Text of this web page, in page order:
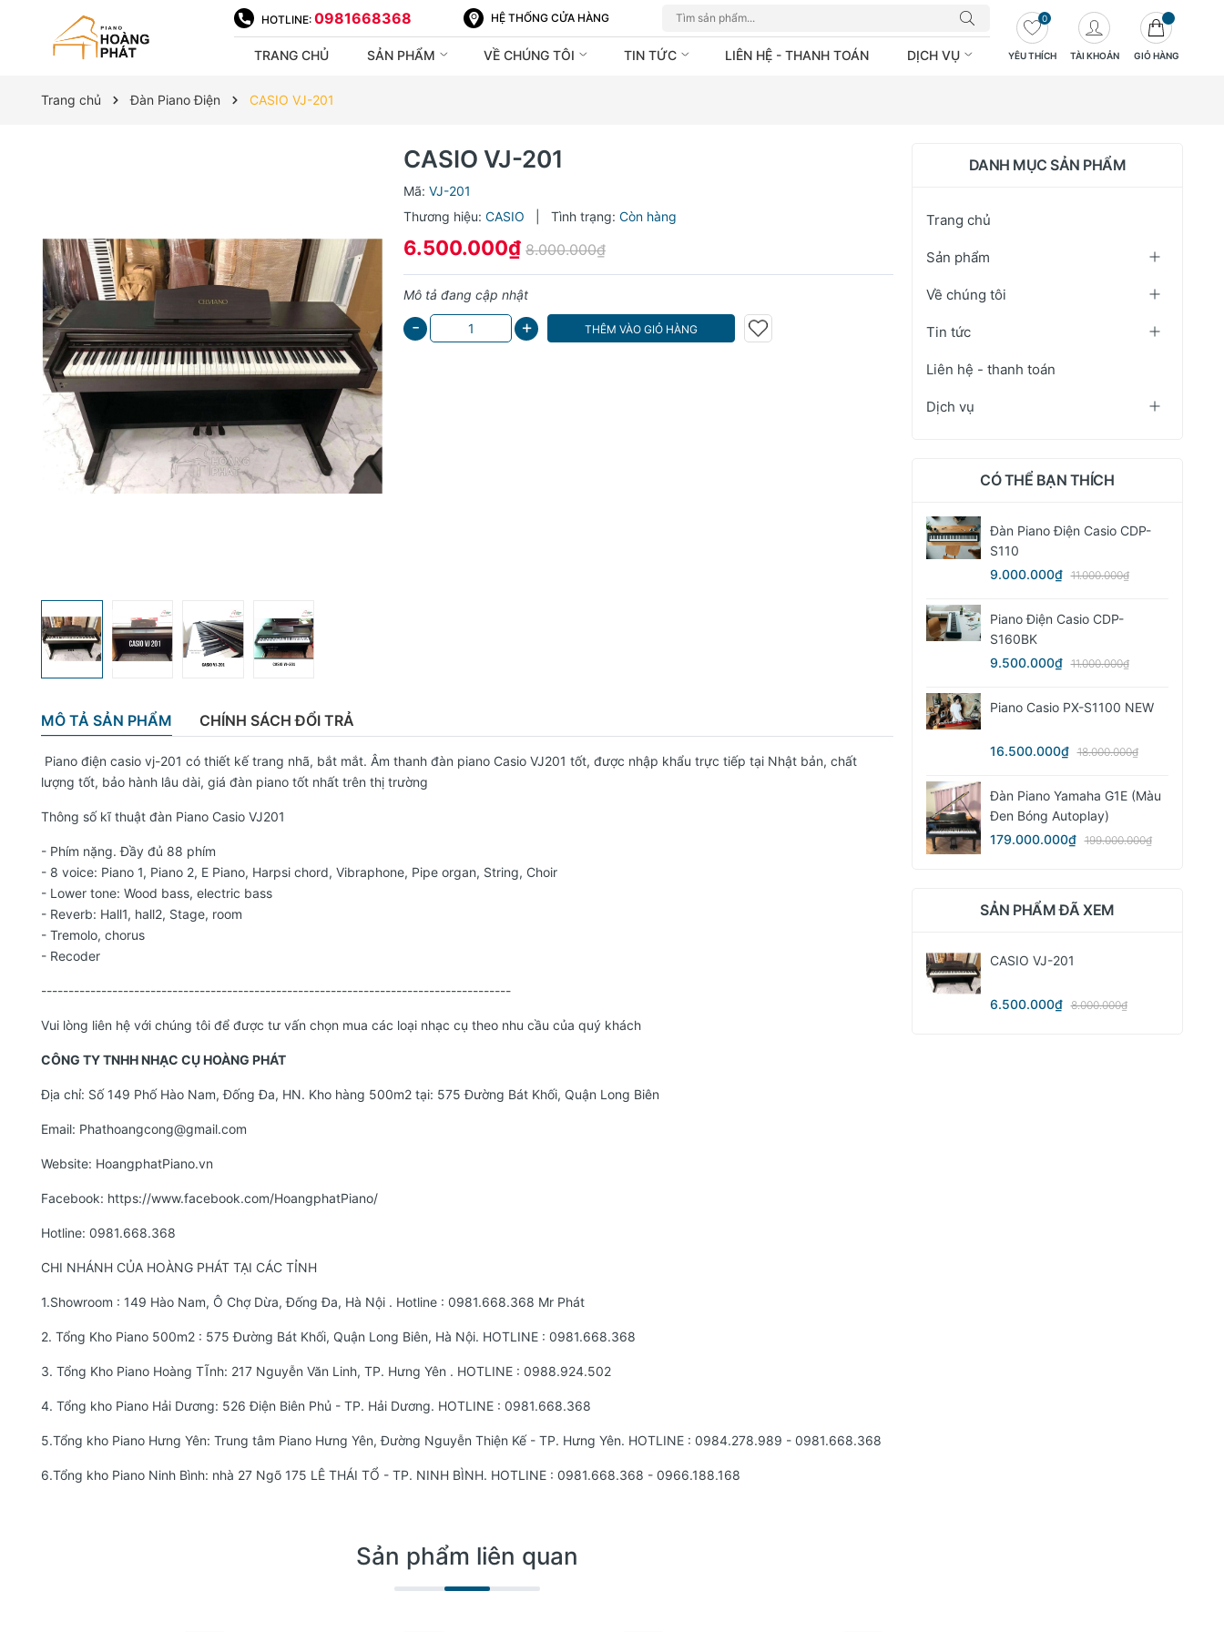
HOTLINE: 0981668368 HỆ THỐNG CỬA HÀNG
TRANG CHỦ SẢN PHẨM VỀ CHÚNG TÔI TIN TỨC LIÊN HỆ - THANH TOÁN DỊCH VỤ YÊU THÍCH
0
TÀI KHOẢN GIỎ HÀNG
Trang chủ Đàn Piano Điện CASIO VJ-201
CASIO VJ-201
Mã:VJ-201
Thương hiệu: CASIO Tình trạng: Còn hàng
6.500.000₫ 8.000.000₫
Mô tả đang cập nhật
- + THÊM VÀO GIỎ HÀNG
MÔ TẢ SẢN PHẨM CHÍNH SÁCH ĐỔI TRẢ
Piano điện casio vj-201 có thiết kế trang nhã, bắt mắt. Âm thanh đàn piano Casio VJ201 tốt, được nhập khẩu trực tiếp tại Nhật bản, chất
lượng tốt, bảo hành lâu dài, giá đàn piano tốt nhất trên thị trường
Thông số kĩ thuật đàn Piano Casio VJ201
- Phím nặng. Đầy đủ 88 phím
- 8 voice: Piano 1, Piano 2, E Piano, Harpsi chord, Vibraphone, Pipe organ, String, Choir
- Lower tone: Wood bass, electric bass
- Reverb: Hall1, hall2, Stage, room
- Tremolo, chorus
- Recoder
--------------------------------------------------------------------------------------
Vui lòng liên hệ với chúng tôi để được tư vấn chọn mua các loại nhạc cụ theo nhu cầu của quý khách
CÔNG TY TNHH NHẠC CỤ HOÀNG PHÁT
Địa chỉ: Số 149 Phố Hào Nam, Đống Đa, HN. Kho hàng 500m2 tại: 575 Đường Bát Khối, Quận Long Biên
Email: Phathoangcong@gmail.com
Website: HoangphatPiano.vn
Facebook: https://www.facebook.com/HoangphatPiano/
Hotline: 0981.668.368
CHI NHÁNH CỦA HOÀNG PHÁT TẠI CÁC TỈNH
1.Showroom : 149 Hào Nam, Ô Chợ Dừa, Đống Đa, Hà Nội . Hotline : 0981.668.368 Mr Phát
2. Tổng Kho Piano 500m2 : 575 Đường Bát Khối, Quận Long Biên, Hà Nội. HOTLINE : 0981.668.368
3. Tổng Kho Piano Hoàng TĨnh: 217 Nguyễn Văn Linh, TP. Hưng Yên . HOTLINE : 0988.924.502
4. Tổng kho Piano Hải Dương: 526 Điện Biên Phủ - TP. Hải Dương. HOTLINE : 0981.668.368
5.Tổng kho Piano Hưng Yên: Trung tâm Piano Hưng Yên, Đường Nguyễn Thiện Kế - TP. Hưng Yên. HOTLINE : 0984.278.989 - 0981.668.368
6.Tổng kho Piano Ninh Bình: nhà 27 Ngõ 175 LÊ THÁI TỔ - TP. NINH BÌNH. HOTLINE : 0981.668.368 - 0966.188.168
Sản phẩm liên quan
DANH MỤC SẢN PHẨM
Trang chủ
Sản phẩm
Về chúng tôi
Tin tức
Liên hệ - thanh toán
Dịch vụ
CÓ THỂ BẠN THÍCH
Đàn Piano Điện Casio CDP-
S110
9.000.000₫ 11.000.000₫
Piano Điện Casio CDP-
S160BK
9.500.000₫ 11.000.000₫
Piano Casio PX-S1100 NEW
16.500.000₫ 18.000.000₫
Đàn Piano Yamaha G1E (màu
Đen Bóng Autoplay)
179.000.000₫ 199.000.000₫
SẢN PHẨM ĐÃ XEM
CASIO VJ-201
6.500.000₫ 8.000.000₫